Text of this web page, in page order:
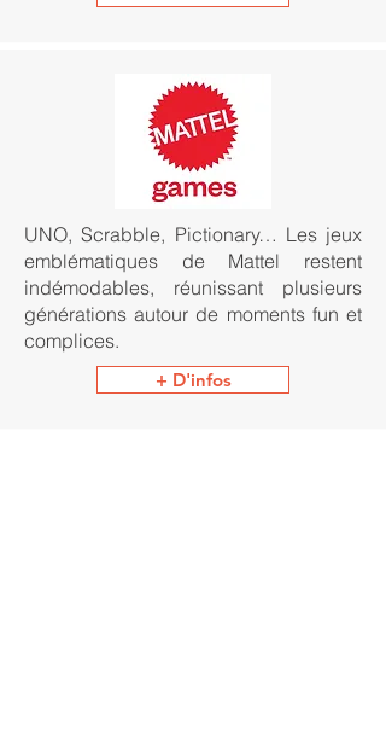
UNO, Scrabble, Pictionary… Les jeux
emblématiques de Mattel restent
indémodables, réunissant plusieurs
générations autour de moments fun et
complices.
+ D'infos